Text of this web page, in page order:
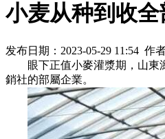
小麦从种到收
发布日期：2023-05-29 11:54 作
眼下正值小麥灌漿期，山東濰
銷社的部屬企業。